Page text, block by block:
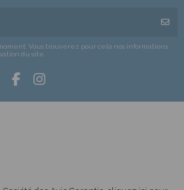
Vous trouverez pour cela nos informations
du site.